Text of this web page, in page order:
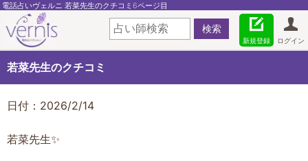
電話占いヴェルニ 若菜先生のクチコミ6ページ目
ログイン
新規登録
若菜先生のクチコミ
日付：2026/2/14
若菜先生✨